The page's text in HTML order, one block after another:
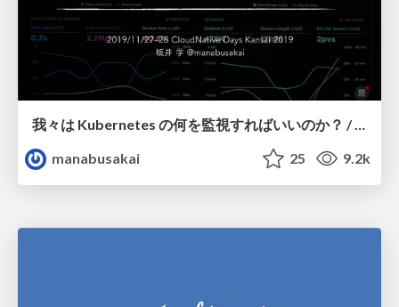
我々は Kubernetes の何を監視すればいいのか？ / CloudNative Days Kansai 2019
manabusakai
25 9.2k